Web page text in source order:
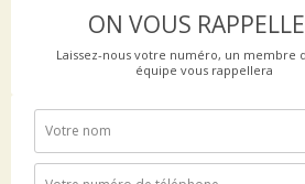
ON VOUS
Laissez-nous votre numéro, un membre
équipe vous rappellera